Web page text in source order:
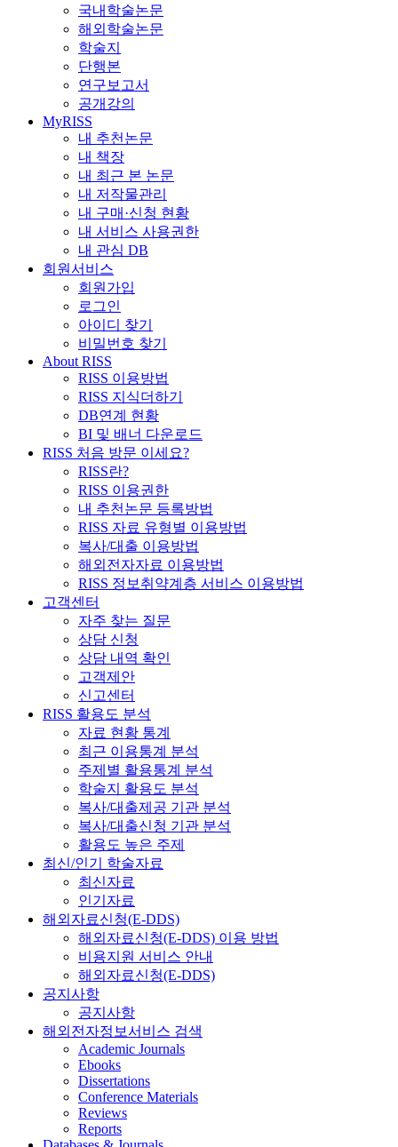
국내학술논문
해외학술논문
학술지
단행본
연구보고서
공개강의
MyRISS
내 추천논문
내 책장
내 최근 본 논문
내 저작물관리
내 구매·신청 현황
내 서비스 사용권한
내 관심 DB
회원서비스
회원가입
로그인
아이디 찾기
비밀번호 찾기
About RISS
RISS 이용방법
RISS 지식더하기
DB연계 현황
BI 및 배너 다운로드
RISS 처음 방문 이세요?
RISS란?
RISS 이용권한
내 추천논문 등록방법
RISS 자료 유형별 이용방법
복사/대출 이용방법
해외전자자료 이용방법
RISS 정보취약계층 서비스 이용방법
고객센터
자주 찾는 질문
상담 신청
상담 내역 확인
고객제안
신고센터
RISS 활용도 분석
자료 현황 통계
최근 이용통계 분석
주제별 활용통계 분석
학술지 활용도 분석
복사/대출제공 기관 분석
복사/대출신청 기관 분석
활용도 높은 주제
최신/인기 학술자료
최신자료
인기자료
해외자료신청(E-DDS)
해외자료신청(E-DDS) 이용 방법
비용지원 서비스 안내
해외자료신청(E-DDS)
공지사항
공지사항
해외전자정보서비스 검색
Academic Journals
Ebooks
Dissertations
Conference Materials
Reviews
Reports